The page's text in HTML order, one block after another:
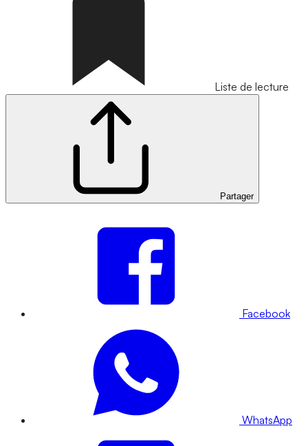
Liste de lecture
Partager
Facebook
WhatsApp